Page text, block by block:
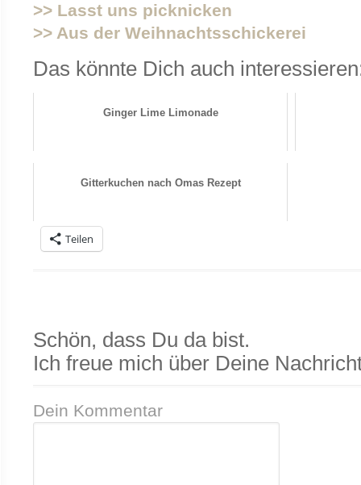
>> Lasst uns picknicken
>> Aus der Weihnachtsschickerei
Das könnte Dich auch
Ginger Lime Limonade
Gitterkuchen nach Omas Rezept
Teilen
Schön, dass Du da bist.
Ich freue mich über Deine
Dein Kommentar